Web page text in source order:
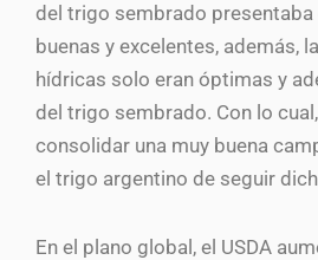
del trigo sembrado
buenas y excelentes, además,
hídricas solo eran óptimas y
del trigo sembrado. Con lo
consolidar una muy buena
el trigo argentino de seguir
En el plano global, el USDA